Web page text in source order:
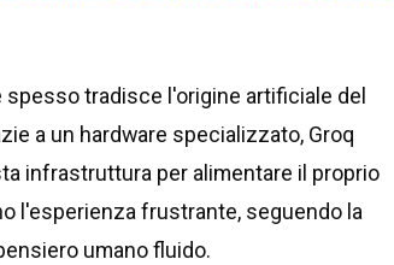
tradisce l'origine artificiale del
a un hardware specializzato, Groq
infrastruttura per alimentare il proprio
l'esperienza frustrante, seguendo la
umano fluido.